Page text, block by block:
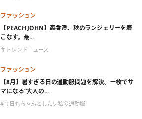
ファッション
【PEACH JOHN】森香澄、秋のランジェリーを着
こなす。最...
＃トレンドニュース
ファッション
【8月】暑すぎる日の通勤服問題を解決。一枚でサ
マになる“大人の...
#今日もちゃんとしたい私の通勤服